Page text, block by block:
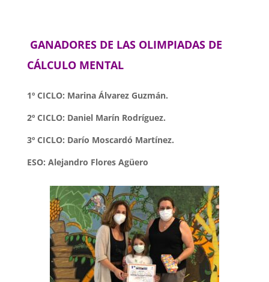
GANADORES DE LAS OLIMPIADAS DE
CÁLCULO MENTAL
1º CICLO: Marina Álvarez Guzmán.
2º CICLO: Daniel Marín Rodríguez.
3º CICLO: Darío Moscardó Martínez.
ESO: Alejandro Flores Agüero